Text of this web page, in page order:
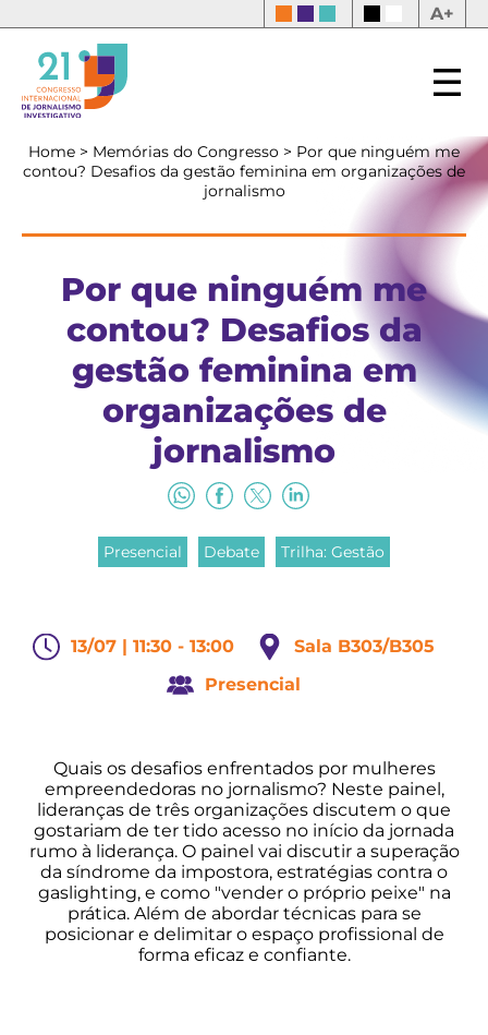
A+
Home > Memórias do Congresso > Por que ninguém me
contou? Desafios da gestão feminina em organizações de
jornalismo
Por que ninguém me
contou? Desafios da
gestão feminina em
organizações de
jornalismo
Presencial Debate Trilha: Gestão
13/07 | 11:30 - 13:00
Sala B303/B305
Presencial
Quais os desafios enfrentados por mulheres
empreendedoras no jornalismo? Neste painel,
lideranças de três organizações discutem o que
gostariam de ter tido acesso no início da jornada
rumo à liderança. O painel vai discutir a superação
da síndrome da impostora, estratégias contra o
gaslighting, e como "vender o próprio peixe" na
prática. Além de abordar técnicas para se
posicionar e delimitar o espaço profissional de
forma eficaz e confiante.